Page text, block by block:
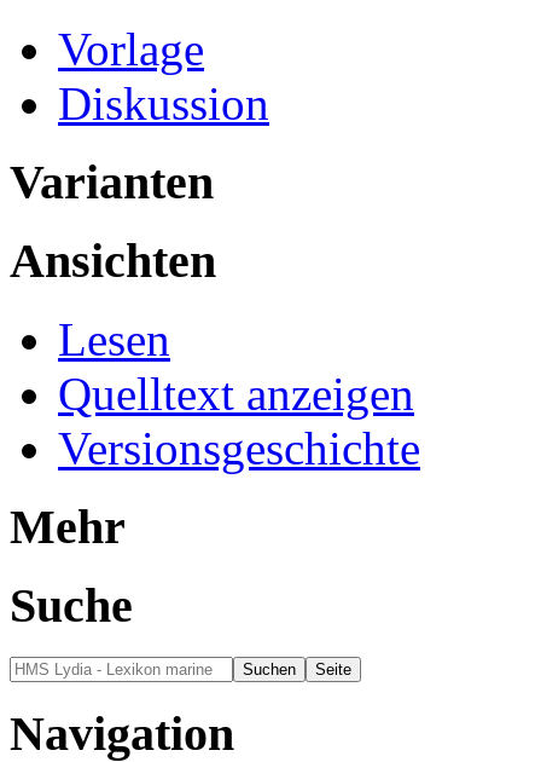
Vorlage
Diskussion
Varianten
Ansichten
Lesen
Quelltext anzeigen
Versionsgeschichte
Mehr
Suche
Navigation